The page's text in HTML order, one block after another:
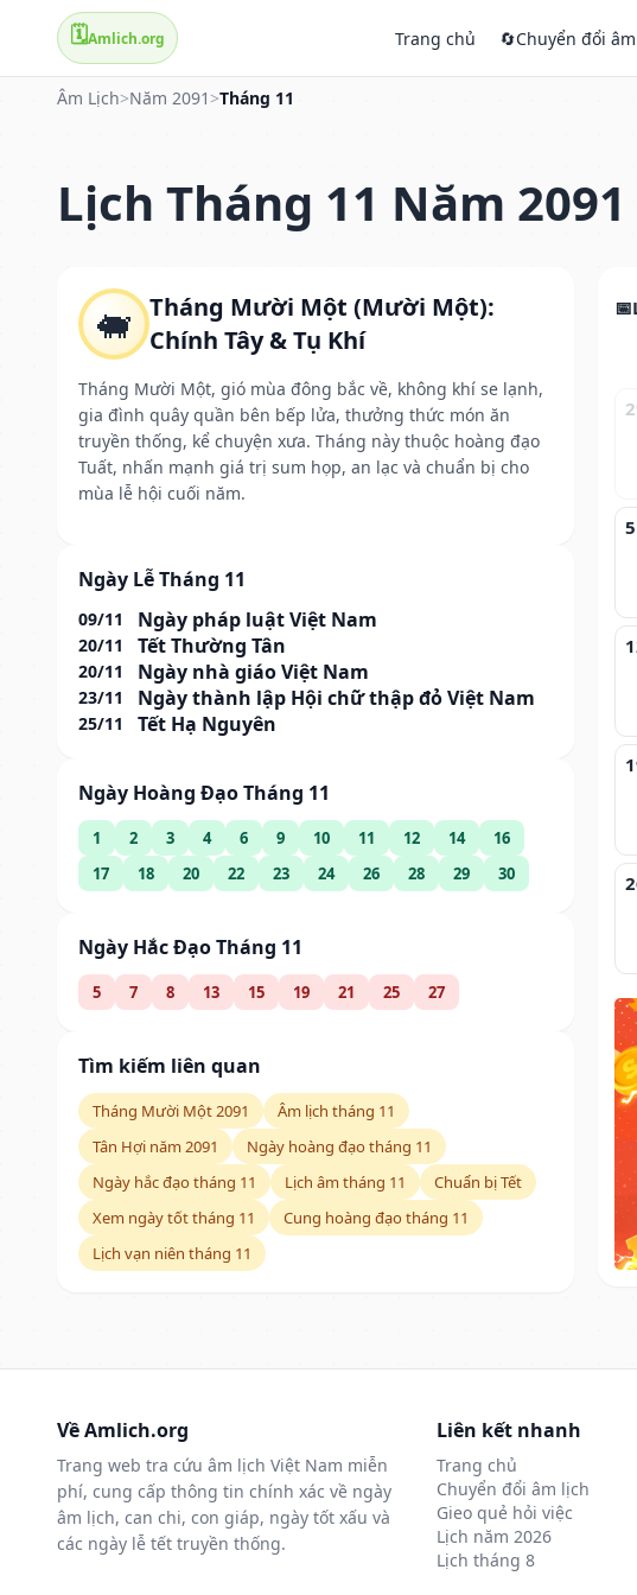
🗓️Amlich.org Trang chủ 🔄Chuyển đổi
Âm Lịch>Năm 2091 >Tháng 11
Lịch Tháng 11 Năm 2091
🐖 Tháng Mười Một (Mười Một):
Chính Tây & Tụ Khí
Tháng Mười Một, gió mùa đông bắc về, không khí se lạnh,
gia đình quây quần bên bếp lửa, thưởng thức món ăn
truyền thống, kể chuyện xưa. Tháng này thuộc hoàng đạo
Tuất, nhấn mạnh giá trị sum họp, an lạc và chuẩn bị cho
mùa lễ hội cuối năm.
Ngày Lễ Tháng 11
09/11 Ngày pháp luật Việt Nam
20/11 Tết Thường Tân
20/11 Ngày nhà giáo Việt Nam
23/11 Ngày thành lập Hội chữ thập đỏ Việt Nam
25/11 Tết Hạ Nguyên
Ngày Hoàng Đạo Tháng 11
1 2 3 4 6 9 10 11 12 14
16
17
18 20 22 23 24 26 28 29 30
Ngày Hắc Đạo Tháng 11
5 7 8 13 15 19 21 25 27
Tìm kiếm liên quan
Tháng Mười Một 2091
Âm lịch tháng 11
Tân Hợi năm 2091
Ngày hoàng đạo tháng 11
Ngày hắc đạo tháng 11
Lịch âm tháng 11
Chuẩn bị Tết
Xem ngày tốt tháng 11
Cung hoàng đạo tháng 11
Lịch vạn niên tháng 11
5
Về Amlich.org
Trang web tra cứu âm lịch Việt Nam miễn
phí, cung cấp thông tin chính xác về ngày
âm lịch, can chi, con giáp, ngày tốt xấu và
các ngày lễ tết truyền thống.
Liên kết nhanh
Trang chủ
Chuyển đổi âm lịch
Gieo quẻ hỏi việc
Lịch năm 2026
Lịch tháng 8